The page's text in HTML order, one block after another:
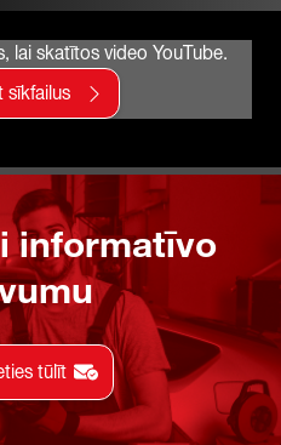
lai skatītos video YouTube.
sīkfailus
informatīvo
tūlīt